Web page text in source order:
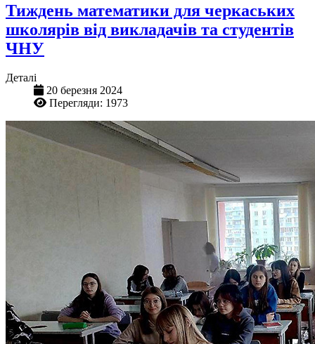
Тиждень математики для черкаських
школярів від викладачів та студентів
ЧНУ
Деталі
20 березня 2024
Перегляди: 1973